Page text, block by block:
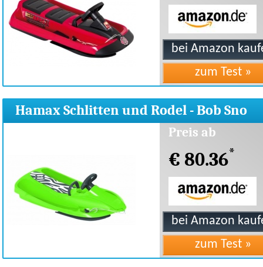
Hamax Schlitten und Rodel - Bob Sno
Preis ab
€ 80.36*